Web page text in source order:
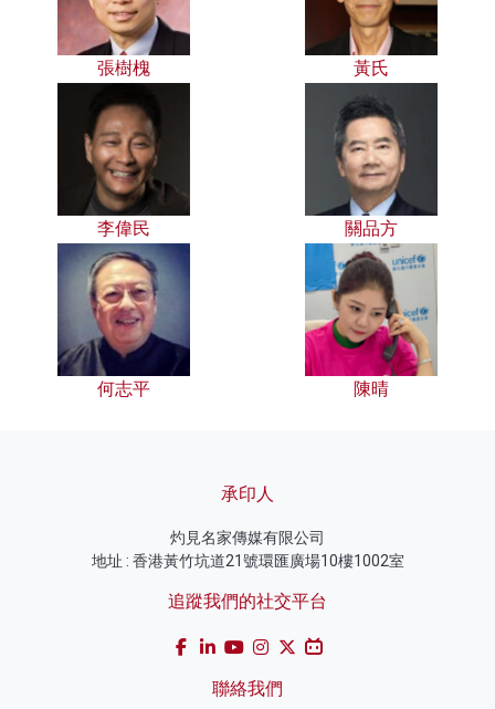
張樹槐 黃氏
李偉民 關品方
何志平 陳晴
承印人
灼見名家傳媒有限公司
地址 : 香港黃竹坑道21號環匯廣場10樓1002室
追蹤我們的社交平台
聯絡我們